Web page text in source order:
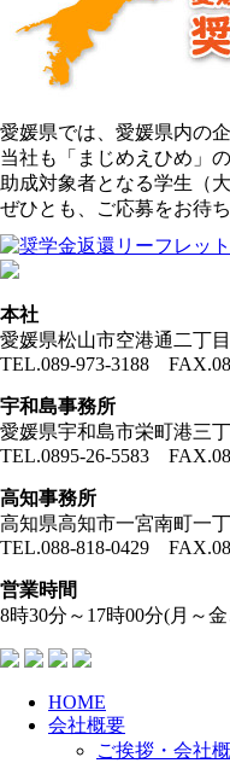
愛媛県では、愛媛県内の
当社も「まじめえひめ」
助成対象者となる学生（
ぜひとも、ご応募をお待
本社
愛媛県松山市空港通二丁
TEL.089-973-3188
宇和島事務所
愛媛県宇和島市栄町港三
TEL.0895-26-5583
高知事務所
高知県高知市一宮南町一
TEL.088-818-0429
営業時間
8時30分～17時00分(月～
HOME
会社概要
ご挨拶・会社